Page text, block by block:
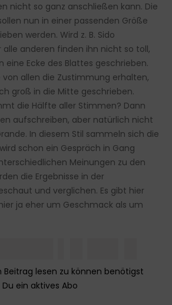
nicht so ganz anschließen kann. Die
nun in einer passenden Größe
werden. Wird z. B. Sido
anderen finden ihn nicht so toll,
eine Ecke des Blattes geschrieben.
von allen die Zustimmung erhalten,
groß in die Mitte geschrieben.
die Hälfte aller Stimmen? Dann
aufschreiben, aber natürlich nicht
In diesem Stil sammeln sich die
schon ein Gespräch in Gang
Meinungen zu den
die Ergebnisse in der
und verglichen. Es gibt hier
ja eher um Geschmack als um